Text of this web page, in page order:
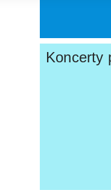
Koncerty